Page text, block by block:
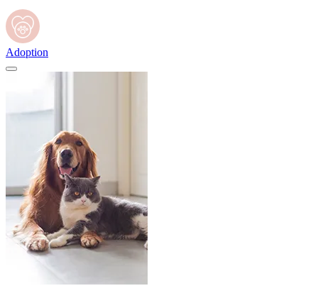
Adoption